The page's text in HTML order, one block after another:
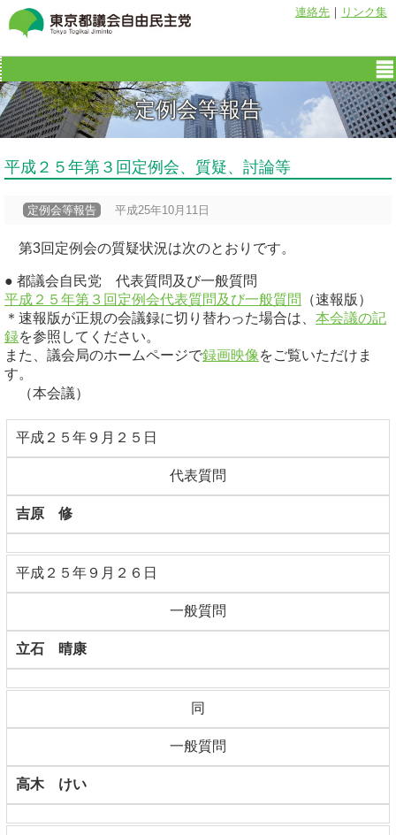
連絡先 ｜ リンク集
定例会等報告
平成２５年第３回定例会、質疑、討論等
定例会等報告 平成25年10月11日
第3回定例会の質疑状況は次のとおりです。
● 都議会自民党 代表質問及び一般質問
平成２５年第３回定例会代表質問及び一般質問
（速報版）
＊速報版が正規の会議録に切り替わった場合は、 本会議の記
録を参照してください。
また、議会局のホームページで録画映像をご覧いただけま
す。
（本会議）
平成２５年９月２５日
代表質問
吉原 修
平成２５年９月２６日
一般質問
立石 晴康
同
一般質問
高木 けい